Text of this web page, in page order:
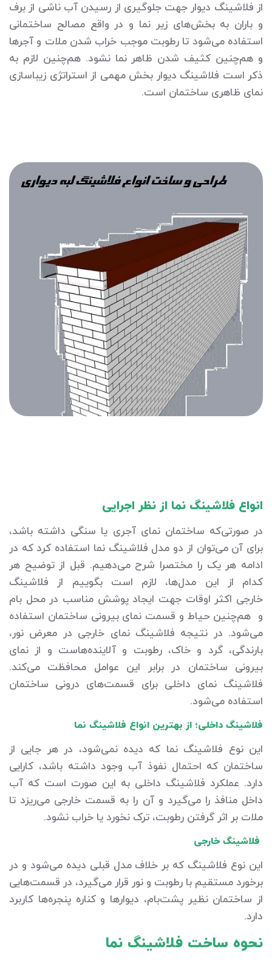
از فلاشینگ دیوار جهت جلوگیری از رسیدن آب ناشی از برف
و باران به بخش‌های زیر نما و در واقع مصالح ساختمانی
استفاده می‌شود تا رطوبت موجب خراب شدن ملات و آجرها
و هم‌چنین کثیف شدن ظاهر نما نشود. هم‌چنین لازم به
ذکر است فلاشینگ دیوار بخش مهمی از استراتژی زیباسازی
نمای ظاهری ساختمان است.
انواع فلاشینگ نما از نظر اجرایی
در صورتی‌که ساختمان نمای آجری یا سنگی داشته باشد،
برای آن می‌توان از دو مدل فلاشینگ نما استفاده کرد که در
ادامه هر یک را مختصرا شرح می‌دهیم. قبل از توضیح هر
کدام از این مدل‌ها، لازم است بگوییم از فلاشینگ
خارجی اکثر اوقات جهت ایجاد پوشش مناسب در محل بام
و هم‌چنین حیاط و قسمت نمای بیرونی ساختمان استفاده
می‌شود. در نتیجه فلاشینگ نمای خارجی در معرض نور،
بارندگی، گرد و خاک، رطوبت و آلاینده‌هاست و از نمای
بیرونی ساختمان در برابر این عوامل محافظت می‌کند.
فلاشینگ نمای داخلی برای قسمت‌های درونی ساختمان
استفاده می‌شود.
فلاشینگ داخلی؛ از بهترین انواع فلاشینگ نما
این نوع فلاشینگ نما که دیده نمی‌شود، در هر جایی از
ساختمان که احتمال نفوذ آب وجود داشته باشد، کارایی
دارد. عملکرد فلاشینگ داخلی به این صورت است که آب
داخل منافذ را می‌گیرد و آن را به قسمت خارجی می‌ریزد تا
ملات بر اثر گرفتن رطوبت، ترک نخورد یا خراب نشود.
فلاشینگ خارجی
این نوع فلاشینگ که بر خلاف مدل قبلی دیده می‌شود و در
برخورد مستقیم با رطوبت و نور قرار می‌گیرد، در قسمت‌هایی
از ساختمان نظیر پشت‌بام، دیوارها و کناره پنجره‌ها کاربرد
دارد.
نحوه ساخت فلاشینگ نما